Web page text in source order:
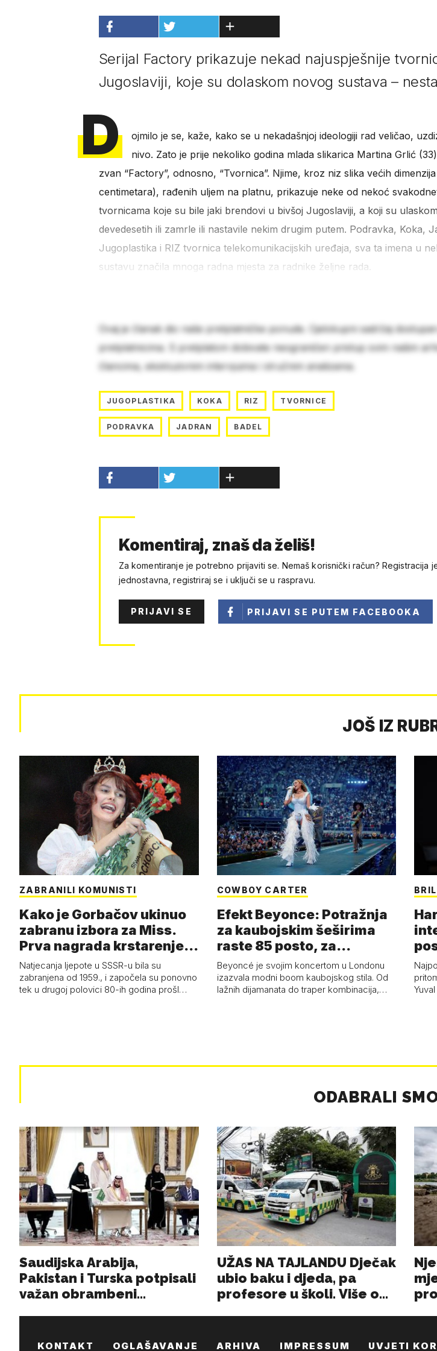
Serijal Factory prikazuje nekad najuspješnije
Jugoslaviji, koje su dolaskom novog sustava –
D
ojmilo je se, kaže, kako se u nekadašnjoj ideologiji rad veličao,
nivo. Zato je prije nekoliko godina mlada slikarica Martina Grlić
zvan “Factory”, odnosno, “Tvornica”. Njime, kroz niz slika većih
centimetara), rađenih uljem na platnu, prikazuje neke od nekoć
tvornicama koje su bile jaki brendovi u bivšoj Jugoslaviji, a koji su
devedesetih ili zamrle ili nastavile nekim drugim putem. Podravka, Koka,
Jugoplastika i RIZ tvornica telekomunikacijskih uređaja, sva ta imena u
sustavu značila mnoga radna mjesta za radnike željne rada.
Ovaj je članak dio naše pretplatničke ponude. Cjelokupni sadržaj
pretplatnicima. S pretplatom dobivate neograničen pristup svim našim
člancima, ekskluzivnim intervjuima i stručnim analizama.
JUGOPLASTIKA KOKA RIZ TVORNICE
PODRAVKA JADRAN BADEL
Komentiraj, znaš da želiš!
Za komentiranje je potrebno prijaviti se. Nemaš korisnički račun? Registracija
jednostavna, registriraj se i uključi se u raspravu.
PRIJAVI SE PRIJAVI SE PUTEM FACEBOOKA
JOŠ IZ
ZABRANILI KOMUNISTI
Kako je Gorbačov ukinuo
zabranu izbora za Miss.
Prva nagrada krstarenje
Jadran…
Natjecanja ljepote u SSSR-u bila su
zabranjena od 1959., i započela su ponovno
tek u drugoj polovici 80-ih godina prošl…
COWBOY CARTER
Efekt Beyonce: Potražnja
za kaubojskim šeširima
raste 85 posto, za
čizmama 53 p…
Beyoncé je svojim koncertom u Londonu
izazvala modni boom kaubojskog stila. Od
lažnih dijamanata do traper kombinacija,…
KONTAKT OGLAŠAVANJE ARHIVA IMPRESSUM UVJETI